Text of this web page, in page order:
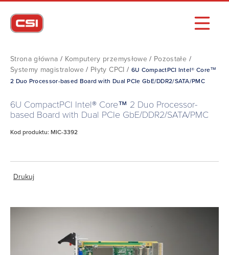
Strona główna / Komputery przemysłowe / Pozostałe /
Systemy magistralowe / Płyty CPCI / 6U CompactPCI Intel® Core™
2 Duo Processor-based Board with Dual PCIe GbE/DDR2/SATA/PMC
6U CompactPCI Intel® Core™ 2 Duo Processor-
based Board with Dual PCIe GbE/DDR2/SATA/PMC
Kod produktu: MIC-3392
Drukuj